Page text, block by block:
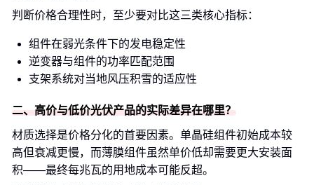
判断价格合理性时，至少要对比这三类核心指标：
组件在弱光条件下的发电稳定性
逆变器与组件的功率匹配范围
支架系统对当地风压积雪的适应性
二、高价与低价光伏产品的实际差异在哪里？
材质选择是价格分化的首要因素。单晶硅组件初始成本较
高但衰减更慢，而薄膜组件虽然单价低却需要更大安装面
积——最终每兆瓦的用地成本可能反超。